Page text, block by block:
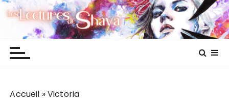
P
Les lectures de Shaya
Accueil »Victoria